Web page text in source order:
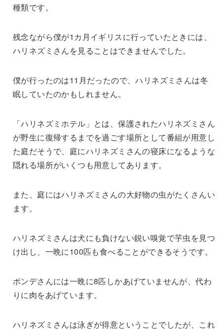
種類です。
残念ながら僕が1カ月イギリスに行っていたときには、
ハリネズミさんを見ることはできませんでした。
僕が行ったのは11月だったので、ハリネズミさんは冬
眠していたのかもしれません。
「ハリネズミホテル」とは、保護されたハリネズミさん
が野生に復帰するまでを過ごす場所として番組が用意し
た庭だそうで、庭にハリネズミさんの寝床になるような
隠れる場所がいくつも用意してあります。
また、庭にはハリネズミさんの大好物の虫がたくさんい
ます。
ハリネズミさんは犬にも負けない鋭い嗅覚で芋虫を見つ
け出し、一晩に100匹も食べることができるそうです。
ポンデさんには一晩に8匹しかあげていませんが、代わ
りに肉をあげています。
ハリネズミさんは泳ぎが得意ということでしたが、これ